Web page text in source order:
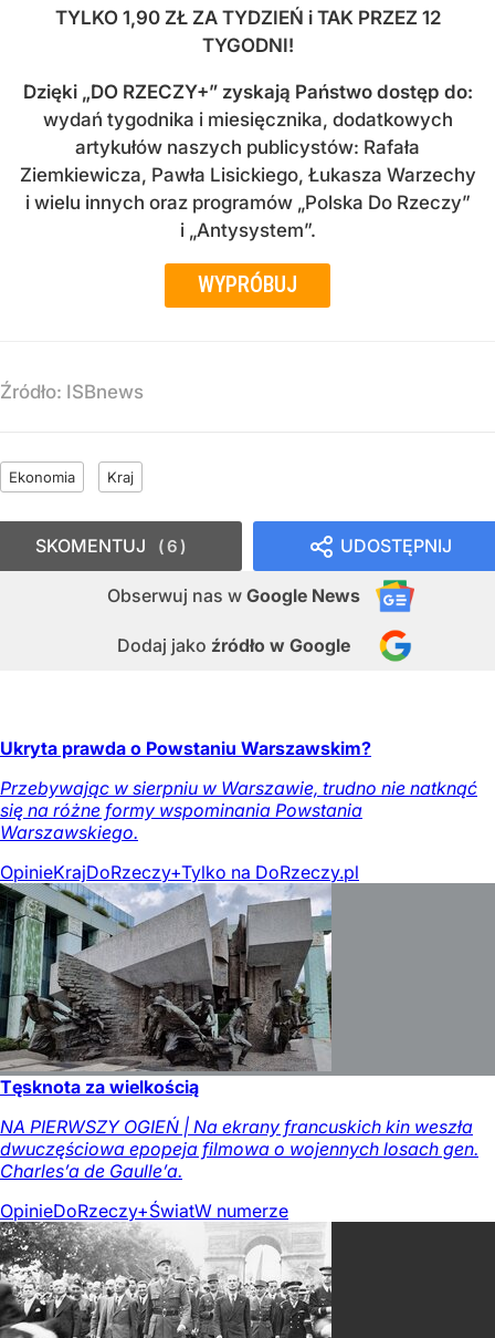
TYLKO 1,90 ZŁ ZA TYDZIEŃ i TAK PRZEZ 12
TYGODNI!
Dzięki „DO RZECZY+” zyskają Państwo dostęp do:
wydań tygodnika i miesięcznika, dodatkowych
artykułów naszych publicystów: Rafała
Ziemkiewicza, Pawła Lisickiego, Łukasza Warzechy
i wielu innych oraz programów „Polska Do Rzeczy”
i „Antysystem”.
WYPRÓBUJ
Źródło: ISBnews
Ekonomia Kraj
UDOSTĘPNIJ
Obserwuj nas w Google News
Dodaj jako źródło w Google
SKOMENTUJ 6
Ukryta prawda o Powstaniu Warszawskim?
Przebywając w sierpniu w Warszawie, trudno nie natknąć
się na różne formy wspominania Powstania
Warszawskiego.
OpinieKrajDoRzeczy+Tylko na DoRzeczy.pl
Tęsknota za wielkością
NA PIERWSZY OGIEŃ | Na ekrany francuskich kin weszła
dwuczęściowa epopeja filmowa o wojennych losach gen.
Charles’a de Gaulle’a.
OpinieDoRzeczy+ŚwiatW numerze